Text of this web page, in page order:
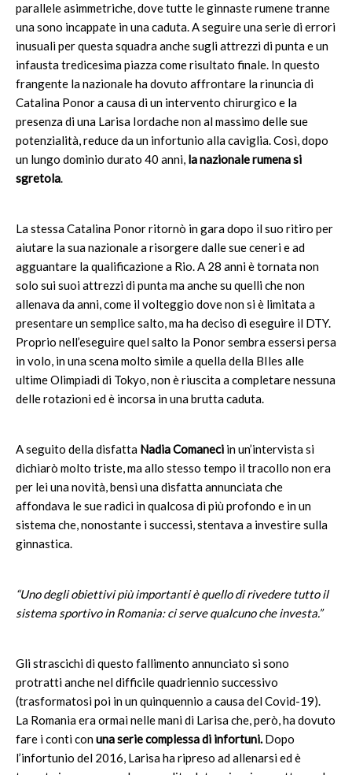
parallele asimmetriche, dove tutte le ginnaste rumene tranne
una sono incappate in una caduta. A seguire una serie di errori
inusuali per questa squadra anche sugli attrezzi di punta e un
infausta tredicesima piazza come risultato finale. In questo
frangente la nazionale ha dovuto affrontare la rinuncia di
Catalina Ponor a causa di un intervento chirurgico e la
presenza di una Larisa Iordache non al massimo delle sue
potenzialità, reduce da un infortunio alla caviglia. Così, dopo
un lungo dominio durato 40 anni, la nazionale rumena si
sgretola.
La stessa Catalina Ponor ritornò in gara dopo il suo ritiro per
aiutare la sua nazionale a risorgere dalle sue ceneri e ad
agguantare la qualificazione a Rio. A 28 anni è tornata non
solo sui suoi attrezzi di punta ma anche su quelli che non
allenava da anni, come il volteggio dove non si è limitata a
presentare un semplice salto, ma ha deciso di eseguire il DTY.
Proprio nell’eseguire quel salto la Ponor sembra essersi persa
in volo, in una scena molto simile a quella della BIles alle
ultime Olimpiadi di Tokyo, non è riuscita a completare nessuna
delle rotazioni ed è incorsa in una brutta caduta.
A seguito della disfatta Nadia Comaneci in un’intervista si
dichiarò molto triste, ma allo stesso tempo il tracollo non era
per lei una novità, bensì una disfatta annunciata che
affondava le sue radici in qualcosa di più profondo e in un
sistema che, nonostante i successi, stentava a investire sulla
ginnastica.
“Uno degli obiettivi più importanti è quello di rivedere tutto il
sistema sportivo in Romania: ci serve qualcuno che investa.”
Gli strascichi di questo fallimento annunciato si sono
protratti anche nel difficile quadriennio successivo
(trasformatosi poi in un quinquennio a causa del Covid-19).
La Romania era ormai nelle mani di Larisa che, però, ha dovuto
fare i conti conuna serie complessa di infortuni.Dopo
l’infortunio del 2016, Larisa ha ripreso ad allenarsi ed è